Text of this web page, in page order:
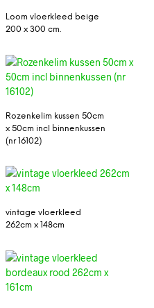
Loom vloerkleed beige
200 x 300 cm.
Rozenkelim kussen 50cm
x 50cm incl binnenkussen
(nr 16102)
vintage vloerkleed
262cm x 148cm